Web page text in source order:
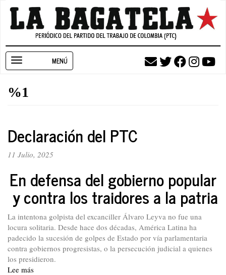
Pasar
contenido
navigation
%1
Declaración del PTC
11 Julio, 2025
En defensa del gobierno popular
y contra los traidores a la patria
La intentona golpista del excanciller Álvaro Leyva no fue una
locura solitaria. Desde hace dos décadas, América Latina ha
padecido la sucesión de golpes de Estado por vía parlamentaria
contra gobiernos progresistas, o la persecución judicial a quienes
los presidieron.
Lee más